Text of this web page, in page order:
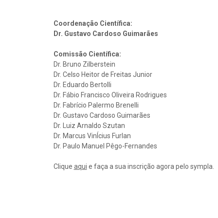
Coordenação Científica:
Dr. Gustavo Cardoso Guimarães
Comissão Científica:
Dr. Bruno Zilberstein
Dr. Celso Heitor de Freitas Junior
Dr. Eduardo Bertolli
Dr. Fábio Francisco Oliveira Rodrigues
Dr. Fabrício Palermo Brenelli
Dr. Gustavo Cardoso Guimarães
Dr. Luiz Arnaldo Szutan
Dr. Marcus VinÍcius Furlan
Dr. Paulo Manuel Pêgo-Fernandes
Clique aqui e faça a sua inscrição agora pelo sympla.